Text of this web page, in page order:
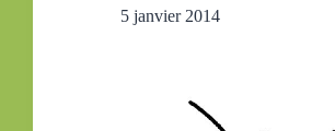
5 janvier 2014